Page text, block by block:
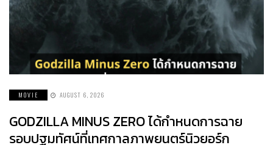
MOVIE AUGUST 6, 2026
GODZILLA MINUS ZERO ได้กำหนดการฉาย
รอบปฐมทัศน์ที่เทศกาลภาพยนตร์นิวยอร์ก